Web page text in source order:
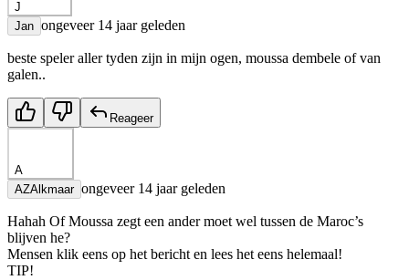
J
Jan ongeveer 14 jaar geleden
beste speler aller tyden zijn in mijn ogen, moussa dembele of van
galen..
Reageer
A
AZAlkmaar ongeveer 14 jaar geleden
Hahah Of Moussa zegt een ander moet wel tussen de Maroc’s
blijven he?
Mensen klik eens op het bericht en lees het eens helemaal!
TIP!